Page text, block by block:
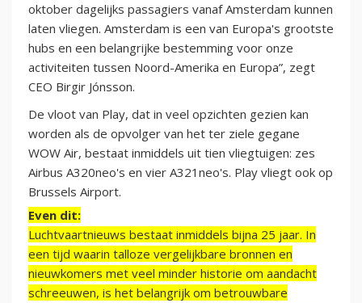
oktober dagelijks passagiers vanaf Amsterdam kunnen
laten vliegen. Amsterdam is een van Europa's grootste
hubs en een belangrijke bestemming voor onze
activiteiten tussen Noord-Amerika en Europa”, zegt
CEO Birgir Jónsson.
De vloot van Play, dat in veel opzichten gezien kan
worden als de opvolger van het ter ziele gegane
WOW Air, bestaat inmiddels uit tien vliegtuigen: zes
Airbus A320neo's en vier A321neo's. Play vliegt ook op
Brussels Airport.
Even dit:
Luchtvaartnieuws bestaat inmiddels bijna 25 jaar. In
een tijd waarin talloze vergelijkbare bronnen en
nieuwkomers met veel minder historie om aandacht
schreeuwen, is het belangrijk om betrouwbare